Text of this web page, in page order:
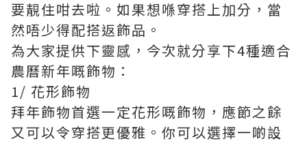
要靚住咁去啦。如果想喺穿搭上加分，當
然唔少得配搭返飾品。
為大家提供下靈感，今次就分享下4種適合
農曆新年嘅飾物：
1/ 花形飾物
拜年飾物首選一定花形嘅飾物，應節之餘
又可以令穿搭更優雅。你可以選擇一啲設